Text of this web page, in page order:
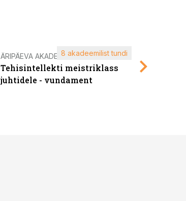
ÄRIPÄEVA AKADEEMIA
Tehisintellekti meistriklass
juhtidele - vundament
8 akadeemilist tundi